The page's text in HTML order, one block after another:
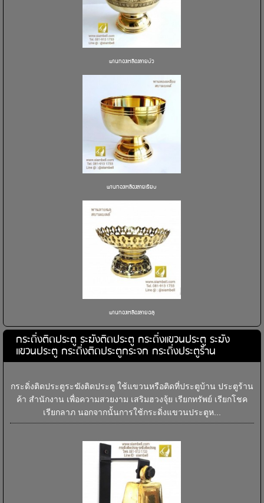
พานทองเหลืองลายบัว
พานทองเหลืองลายเรียบ
พานทองเหลืองลายฉลุ
กระดิ่งติดประตู ระฆังติดประตู กระดิ่งแขวนประตู ระฆัง
แขวนประตู กระดิ่งติดประตูกระจก กระดิ่งประตูร้าน
กระดิ่งติดประตูระฆังติดประตู ใช้แขวนหรือติดที่ประตูบ้าน ประตูร้าน
ค้า สำนักงาน เพื่อความสวยงาม เสริมฮวงจุ้ย เรียกทรัพย์ เรียกโชค
เรียกลาภ นอกจากนั้นการใช้กระดิ่งแขวนประตูห...